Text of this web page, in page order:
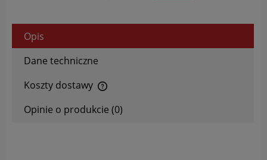
Opis
Dane techniczne
Koszty dostawy
Opinie o produkcie (0)